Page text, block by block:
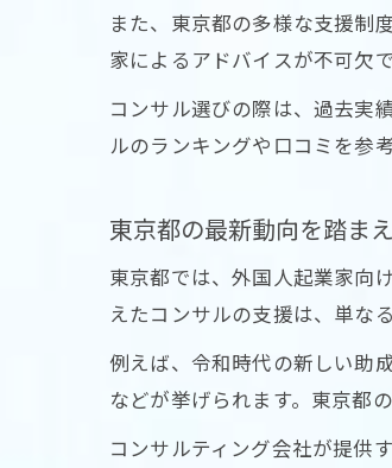
また、東京都の多様な支援制
家によるアドバイスが不可欠
コンサル選びの際は、過去実
ルのランキングや口コミを参
東京都の最新動向を踏ま
東京都では、外国人起業家向
えたコンサルの支援は、単な
例えば、令和時代の新しい助
などが挙げられます。東京都
コンサルティング会社が提供